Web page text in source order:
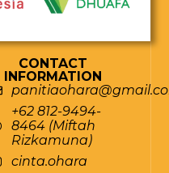
CONTACT
INFORMATION
+62 812-9494-
8464 (Miftah
Rizkamuna)
cinta.ohara